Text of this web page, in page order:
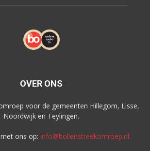
OVER ONS
voor de gemeenten Hillegom, Lisse,
Noordwijk en Teylingen.
ons op: info@bollenstreekomroep.nl